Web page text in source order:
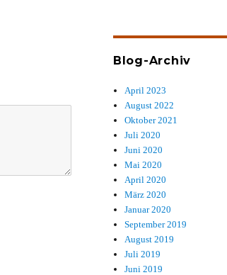
Blog-Archiv
April 2023
August 2022
Oktober 2021
Juli 2020
Juni 2020
Mai 2020
April 2020
März 2020
Januar 2020
September 2019
August 2019
Juli 2019
Juni 2019